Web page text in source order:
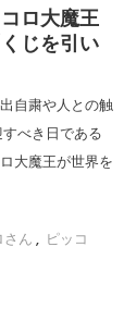
ロ大魔王
じを引い
自粛や人との触
べき日である
大魔王が世界を
さん , ピッコ